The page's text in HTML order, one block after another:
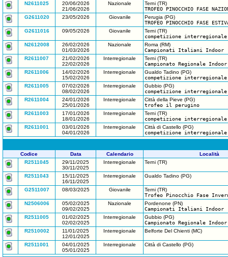
N2611025
20/06/2026
21/06/2026
Nazionale
Terni (TR)
TROFEO PINOCCHIO FASE
G2611020
23/05/2026 Giovanile
Perugia (PG)
TROFEO PINOCCHIO FASE
G2611016
09/05/2026 Giovanile
Terni (TR)
competizione interregionale
N2612008
26/02/2026
01/03/2026
Nazionale
Roma (RM)
Campionati Italiani Indoor
R2611007
21/02/2026
22/02/2026
Interregionale
Terni (TR)
Campionato Regionale Indoor
R2611006
14/02/2026
15/02/2026
Interregionale
Gualdo Tadino (PG)
competizione interregionale
R2611005
07/02/2026
08/02/2026
Interregionale
Gubbio (PG)
competizione interregionale
R2611004
24/01/2026
25/01/2026
Interregionale
Città della Pieve (PG)
trofeo il perugino
R2611003
17/01/2026
18/01/2026
Interregionale
Terni (TR)
competizione interregionale
R2611001
03/01/2026
04/01/2026
Interregionale
Città di Castello (PG)
competizione interregionale
Codice Data Calendario
Località
R2511045
29/11/2025
30/11/2025
Interregionale Terni (TR)
R2511043
15/11/2025
16/11/2025
Interregionale Gualdo Tadino (PG)
G2511007 08/03/2025 Giovanile
Terni (TR)
Trofeo Pinocchio Fase
N2506006
05/02/2025
09/02/2025
Nazionale
Pordenone (PN)
Campionati Italiani Indoor
R2511005
01/02/2025
02/02/2025
Interregionale
Gubbio (PG)
Campionato Regionale Indoor
R2510002
11/01/2025
12/01/2025
Interregionale Belforte Del Chienti (MC)
R2511001
04/01/2025
05/01/2025
Interregionale Città di Castello (PG)